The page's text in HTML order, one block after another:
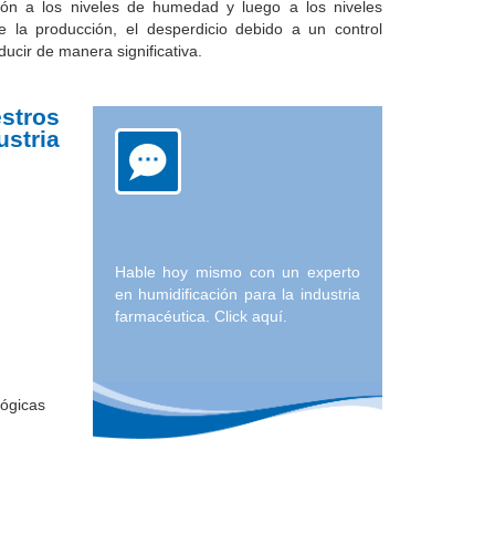
a los niveles de humedad y luego a los niveles
la producción, el desperdicio debido a un control
de manera significativa.
Hable hoy mismo con un experto
en humidificación para la industria
farmacéutica. Click aquí.